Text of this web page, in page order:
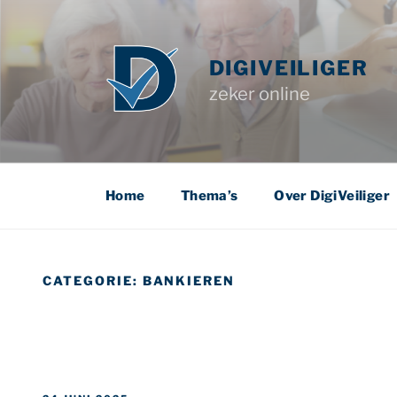
inhoud
DIGIVEILIGER
zeker online
Home Thema’s Over DigiVeiliger
CATEGORIE: BANKIEREN